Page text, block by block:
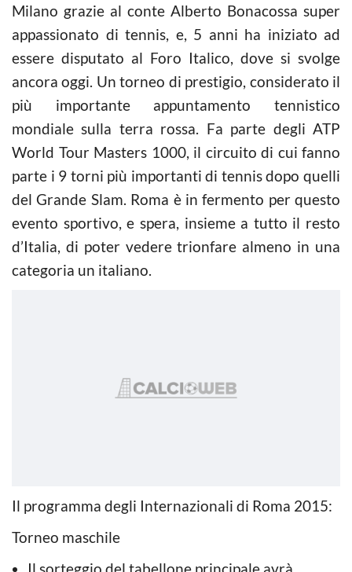
Milano grazie al conte Alberto Bonacossa super
appassionato di tennis, e, 5 anni ha iniziato ad
essere disputato al Foro Italico, dove si svolge
ancora oggi. Un torneo di prestigio, considerato il
più importante appuntamento tennistico
mondiale sulla terra rossa. Fa parte degli ATP
World Tour Masters 1000, il circuito di cui fanno
parte i 9 torni più importanti di tennis dopo quelli
del Grande Slam. Roma è in fermento per questo
evento sportivo, e spera, insieme a tutto il resto
d’Italia, di poter vedere trionfare almeno in una
categoria un italiano.
Il programma degli Internazionali di Roma 2015:
Torneo maschile
Il sorteggio del tabellone principale avrà